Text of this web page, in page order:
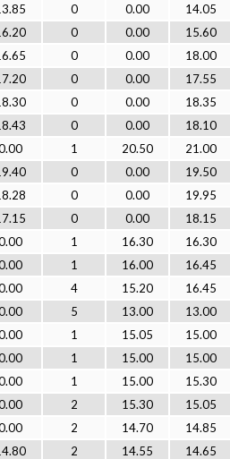
0 0.00
14.05
0 0.00
15.60
0 0.00
18.00
0 0.00
17.55
0 0.00
18.35
0 0.00
18.10
1 20.50
21.00
0 0.00
19.50
0 0.00
19.95
0 0.00
18.15
1 16.30
16.30
1 16.00
16.45
4 15.20
16.45
5 13.00
13.00
1 15.05
15.00
1 15.00
15.00
1 15.00
15.30
2 15.30
15.05
2 14.70
14.85
2 14.55
14.65